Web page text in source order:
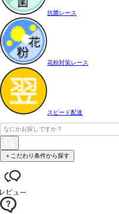
抗菌レース
花粉対策レース
スピード配達
＋こだわり条件から探す